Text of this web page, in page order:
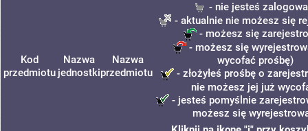
Kod
przedmiotu
Nazwa
jednostki
Nazwa
przedmiotu
- nie jesteś
- aktualnie nie możesz się
- możesz się
- możesz się
wycofać prośbę)
- złożyłeś prośbę o
nie możesz jej już
- jesteś pomyślnie
możesz się